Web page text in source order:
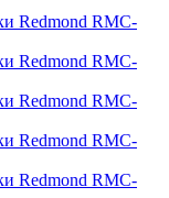
Redmond RMC-
Redmond RMC-
Redmond RMC-
Redmond RMC-
Redmond RMC-